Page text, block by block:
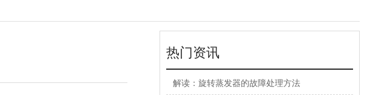
热门资讯
解读：旋转蒸发器的故障处理方法